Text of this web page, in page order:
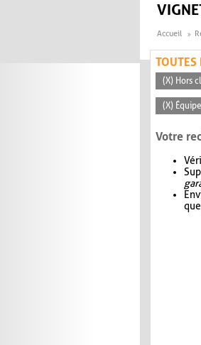
Accueil
TOUTES
(X) Hors
(X) Équipe
Votre
que